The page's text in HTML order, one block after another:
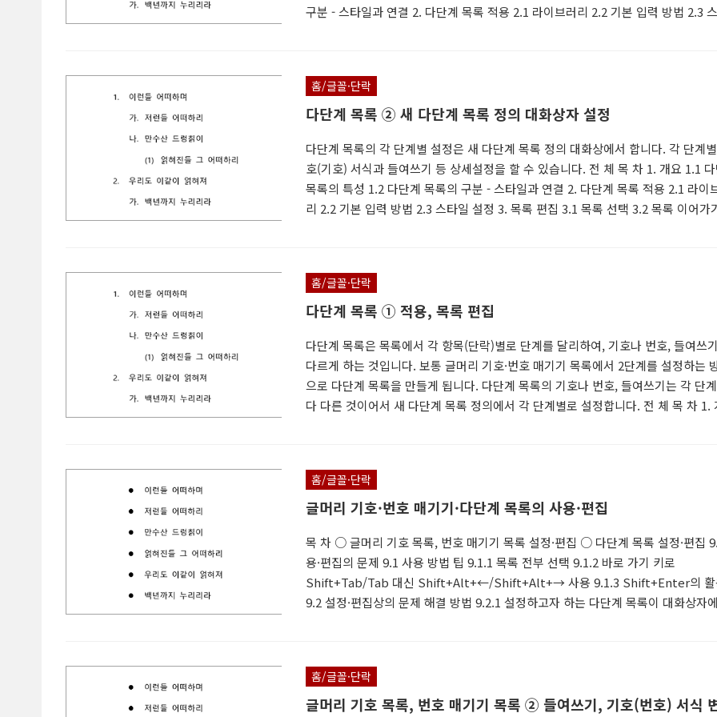
구분 - 스타일과 연결 2. 다단계 목록 적용 2.1 라이브러리 2.2 기본 입력 방법 2.3
대화상자 5.2 특정 단계의 들여쓰기 조정 5.3 ..
홈/글꼴·단락
다단계 목록 ② 새 다단계 목록 정의 대화상자 설정
다단계 목록의 각 단계별 설정은 새 다단계 목록 정의 대화상에서 합니다. 각 단계
호(기호) 서식과 들여쓰기 등 상세설정을 할 수 있습니다. 전 체 목 차 1. 개요 1.1
목록의 특성 1.2 다단계 목록의 구분 - 스타일과 연결 2. 다단계 목록 적용 2.1 라이
리 2.2 기본 입력 방법 2.3 스타일 설정 3. 목록 편집 3.1 목록 선택 3.2 목록 이어가
번호 스타일 ⑤ 번호 서식 > 이전 단계의 번호 함..
홈/글꼴·단락
다단계 목록 ① 적용, 목록 편집
다단계 목록은 목록에서 각 항목(단락)별로 단계를 달리하여, 기호나 번호, 들여쓰
다르게 하는 것입니다. 보통 글머리 기호·번호 매기기 목록에서 2단계를 설정하는
으로 다단계 목록을 만들게 됩니다. 다단계 목록의 기호나 번호, 들여쓰기는 각 단
다 다른 것이어서 새 다단계 목록 정의에서 각 단계별로 설정합니다. 전 체 목 차 1.
새 다단계 목록 정의 대화상자 4.1 다단계 목록의 기본 ..
홈/글꼴·단락
글머리 기호·번호 매기기·다단계 목록의 사용·편집
목 차 ○ 글머리 기호 목록, 번호 매기기 목록 설정·편집 ○ 다단계 목록 설정·편집
용·편집의 문제 9.1 사용 방법 팁 9.1.1 목록 전부 선택 9.1.2 바로 가기 키로
Shift+Tab/Tab 대신 Shift+Alt+←/Shift+Alt+→ 사용 9.1.3 Shift+Enter의 활
9.2 설정·편집상의 문제 해결 방법 9.2.1 설정하고자 하는 다단계 목록이 대화상자
9.2.6 텍스트의 색상, 굵기를..
홈/글꼴·단락
글머리 기호 목록, 번호 매기기 목록 ② 들여쓰기, 기호(번호) 서식